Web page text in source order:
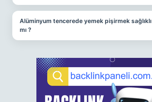
Alüminyum tencerede yemek pişirmek sağlıklı
mı ?